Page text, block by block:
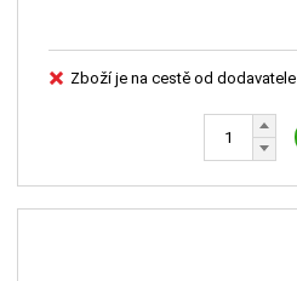
Zboží je na cestě od dodavatele